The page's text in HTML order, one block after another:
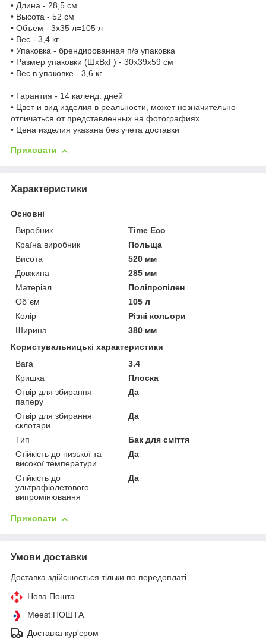
• Длина - 28,5 см
• Высота - 52 см
• Объем - 3x35 л=105 л
• Вес - 3,4 кг
• Упаковка - брендированная п/э упаковка
• Размер упаковки (ШхВхГ) - 30х39х59 см
• Вес в упаковке - 3,6 кг
• Гарантия - 14 календ. дней
• Цвет и вид изделия в реальности, может незначительно
отличаться от представленных на фотографиях
• Цена изделия указана без учета доставки
Приховати
Характеристики
Основні
Виробник
Time Eco
Країна виробник
Польща
Висота
520 мм
Довжина
285 мм
Матеріал
Поліпропілен
Об`єм
105 л
Колір
Різні кольори
Ширина
380 мм
Користувальницькі характеристики
Вага
3.4
Кришка
Плоска
Отвір для збирання
паперу
Да
Отвір для збирання
склотари
Да
Тип
Бак для сміття
Стійкість до низької та
високої температури
Да
Стійкість до
ультрафіолетового
випромінювання
Да
Приховати
Умови доставки
Доставка здійснюється тільки по передоплаті.
Нова Пошта
Meest ПОШТА
Доставка кур'єром